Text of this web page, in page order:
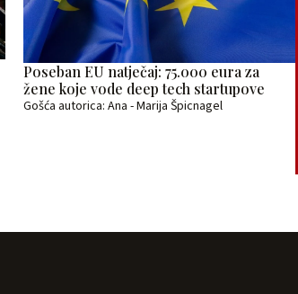
Poseban EU natječaj: 75.000 eura za
žene koje vode deep tech startupove
Gošća autorica: Ana - Marija Špicnagel